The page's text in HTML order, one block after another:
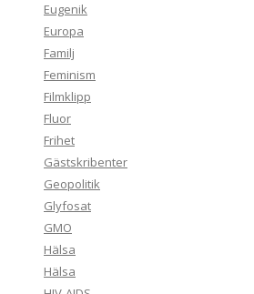
Eugenik
Europa
Familj
Feminism
Filmklipp
Fluor
Frihet
Gästskribenter
Geopolitik
Glyfosat
GMO
Hälsa
Hälsa